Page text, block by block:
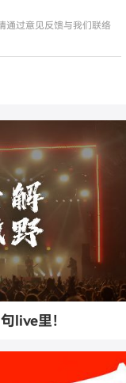
通过意见反馈与我们联络
live里！